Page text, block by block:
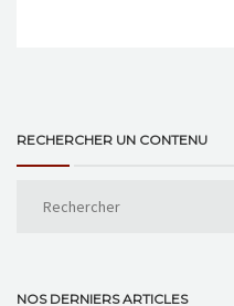
RECHERCHER UN CONTENU
NOS DERNIERS ARTICLES